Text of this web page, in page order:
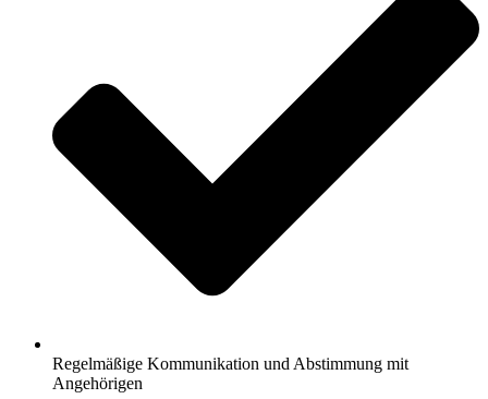
Regelmäßige Kommunikation und Abstimmung mit
Angehörigen